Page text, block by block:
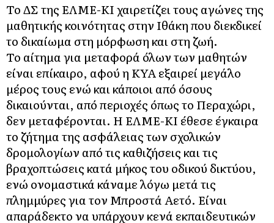
Το ΔΣ της ΕΛΜΕ-ΚΙ χαιρετίζει τους αγώνες της
μαθητικής κοινότητας στην Ιθάκη που διεκδικεί
το δικαίωμα στη μόρφωση και στη ζωή.
Το αίτημα για μεταφορά όλων των μαθητών
είναι επίκαιρο, αφού η ΚΥΑ εξαιρεί μεγάλο
μέρος τους ενώ και κάποιοι από όσους
δικαιούνται, από περιοχές όπως το Περαχώρι,
δεν μεταφέρονται. Η ΕΛΜΕ-ΚΙ έθεσε έγκαιρα
το ζήτημα της ασφάλειας των σχολικών
δρομολογίων από τις καθιζήσεις και τις
βραχοπτώσεις κατά μήκος του οδικού δικτύου,
ενώ ονομαστικά κάναμε λόγω μετά τις
πλημμύρες για τον Μπροστά Αετό. Είναι
απαράδεκτο να υπάρχουν κενά εκπαιδευτικών